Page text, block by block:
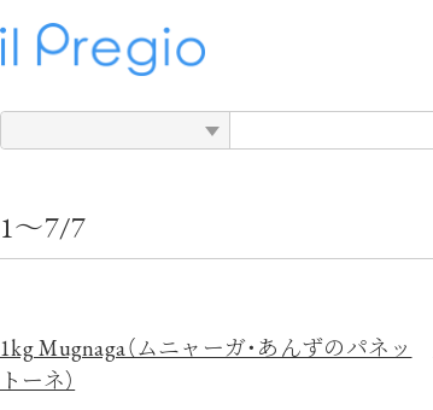
1～7/7
1kg Mugnaga（ムニャーガ・あんずのパネッ
トーネ）